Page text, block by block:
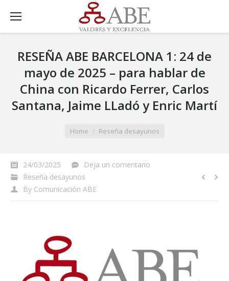
RESEÑA ABE BARCELONA 1: 24 de
mayo de 2025 – para hablar de
China con Ricardo Ferrer, Carlos
Santana, Jaime LLadó y Enric Martí
Home Reseña desayunos
24/03/2025
Deja un comentario
Reseña desayunos
By Comunicación ABE